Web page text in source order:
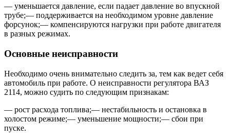
— уменьшается давление, если падает давление во впускной
трубе;— поддерживается на необходимом уровне давление
форсунок;— компенсируются нагрузки при работе двигателя
в разных режимах.
Основные неисправности
Необходимо очень внимательно следить за, тем как ведет себя
автомобиль при работе. О неисправности регулятора ВАЗ
2114, можно судить по следующим признакам:
— рост расхода топлива;— нестабильность и остановка в
холостом режиме;— уменьшение мощности;— сбои при
пуске.